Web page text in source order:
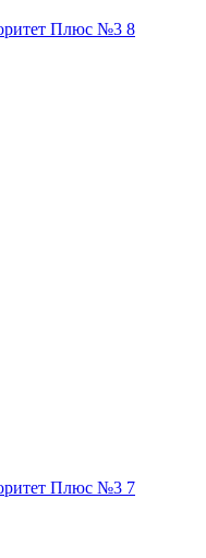
Плюс №3 8
Плюс №3 7